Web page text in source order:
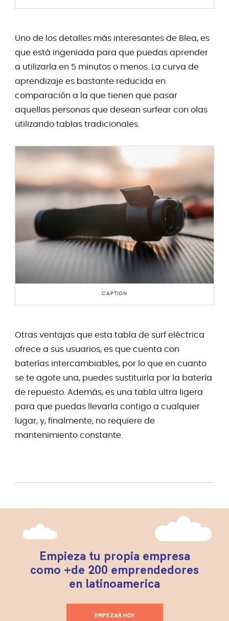
Uno de los detalles más interesantes de Blea, es
que está ingeniada para que puedas aprender
a utilizarla en 5 minutos o menos. La curva de
aprendizaje es bastante reducida en
comparación a la que tienen que pasar
aquellas personas que desean surfear con olas
utilizando tablas tradicionales.
CAPTION
Otras ventajas que esta tabla de surf eléctrica
ofrece a sus usuarios, es que cuenta con
baterías intercambiables, por lo que en cuanto
se te agote una, puedes sustituirla por la batería
de repuesto. Además, es una tabla ultra ligera
para que puedas llevarla contigo a cualquier
lugar, y, finalmente, no requiere de
mantenimiento constante.
Empieza tu propia empresa
como +de 200 emprendedores
en latinoamerica
EMPEZAR HOY